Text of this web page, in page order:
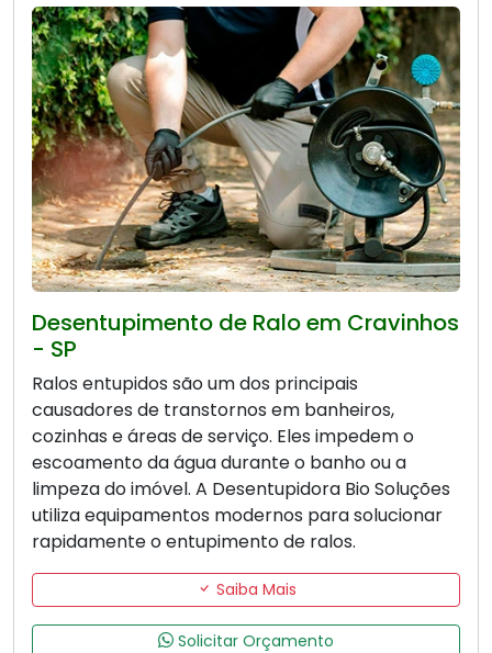
Desentupimento de Ralo em Cravinhos
- SP
Ralos entupidos são um dos principais
causadores de transtornos em banheiros,
cozinhas e áreas de serviço. Eles impedem o
escoamento da água durante o banho ou a
limpeza do imóvel. A Desentupidora Bio Soluções
utiliza equipamentos modernos para solucionar
rapidamente o entupimento de ralos.
Saiba Mais
Solicitar Orçamento